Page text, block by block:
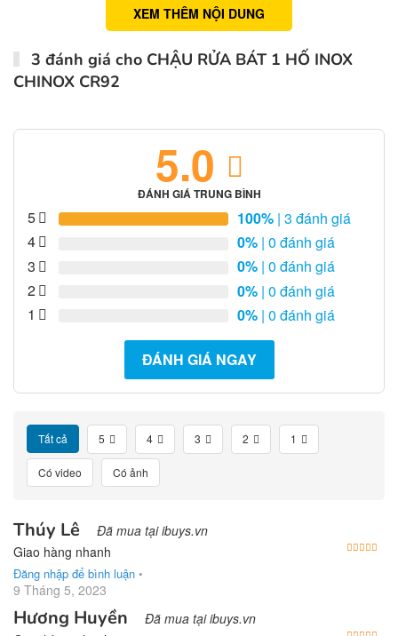
XEM THÊM NỘI DUNG
3 đánh giá cho CHẬU RỬA BÁT 1 HỐ INOX
CHINOX CR92
5.0
ĐÁNH GIÁ TRUNG BÌNH
5 100% | 3 đánh giá
4
0% | 0 đánh giá
3
0% | 0 đánh giá
2
0% | 0 đánh giá
1
0% | 0 đánh giá
ĐÁNH GIÁ NGAY
Tất cả 5 4 3 2 1
Có video Có ảnh
Thúy Lê Đã mua tại ibuys.vn
Giao hàng nhanh
Đăng nhập để bình luận •
9 Tháng 5, 2023
Hương Huyền Đã mua tại ibuys.vn